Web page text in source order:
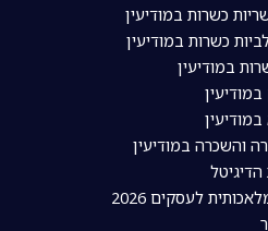
כשרות במודיעין
כשרות במודיעין
במודיעין
והשכרה במודיעין
הדיגיטל
לעסקים 2026